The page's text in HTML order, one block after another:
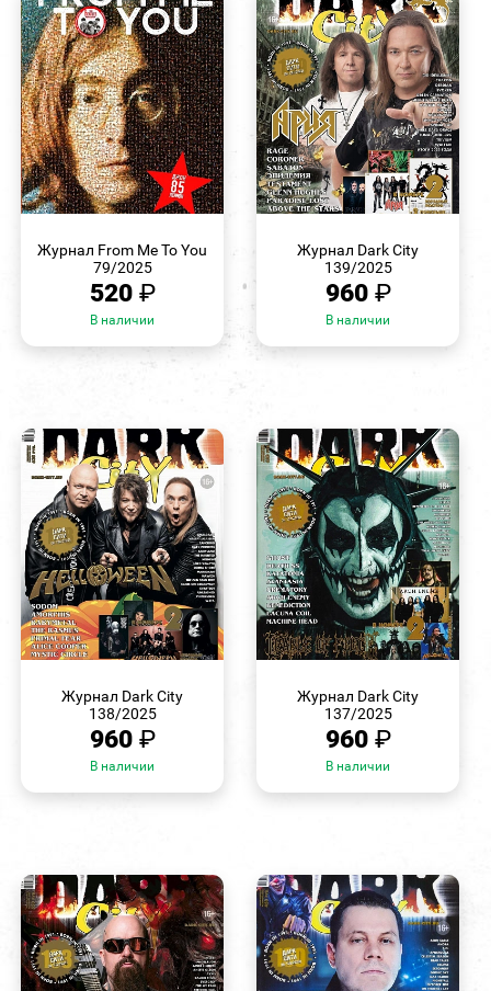
Журнал From Me To You
79/2025
520 ₽
В наличии
Журнал Dark City
139/2025
960 ₽
В наличии
Журнал Dark City
138/2025
960 ₽
В наличии
Журнал Dark City
137/2025
960 ₽
В наличии